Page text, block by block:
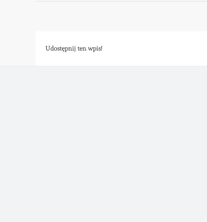
Udostępnij ten wpis!